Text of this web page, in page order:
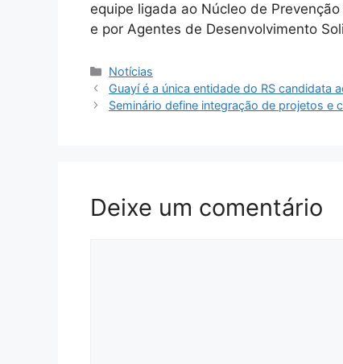
equipe ligada ao Núcleo de
e por Agentes de Desenvolvimento
Categorias
Notícias
Guayí é a única entidade do RS candidata
Seminário define integração de projetos e
Deixe um comentário